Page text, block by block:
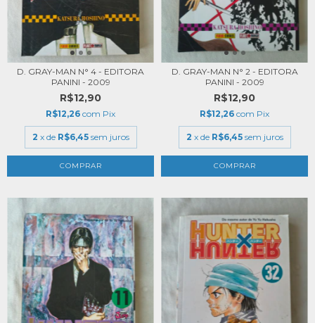
D. GRAY-MAN N° 4 - EDITORA
PANINI - 2009
R$12,90
R$12,26 com Pix
2 x de R$6,45 sem juros
D. GRAY-MAN N° 2 - EDITORA
PANINI - 2009
R$12,90
R$12,26 com Pix
2 x de R$6,45 sem juros